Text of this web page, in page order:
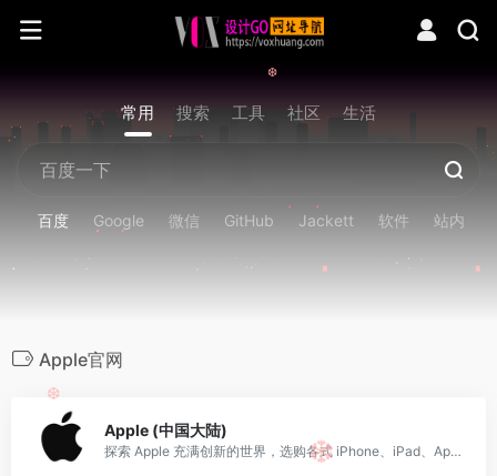
常用 搜索 工具 社区 生活
百度 Google 微信 GitHub Jackett 软件 站内
Apple官网
Apple (中国大陆)
探索 Apple 充满创新的世界，选购各式 iPhone、iPad、Apple Watch 和 Mac，浏览各种配件、娱乐产品，并获得相关产品的专家支持服务。
❆
❆
❆